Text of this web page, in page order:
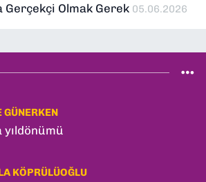
Gerçekçi Olmak Gerek 05.06.2026
GÜNERKEN
yıldönümü
KÖPRÜLÜOĞLU